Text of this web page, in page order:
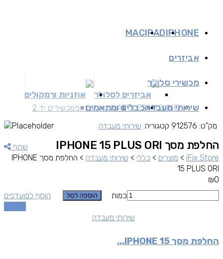
IPHONE
IPAD
MAC
אביזרים
אביזרים לסלולר אוזניות ורמקולים
מכשירי סלולר
SAMSUNG
APPLEמכשירים זאפמכשירים יד 2 שירותי מעבדהכבלים ומתאמים
שתף
iFix Store
> מוצרים > כללי > שירותי מעבדה >
החלפת מסך IPHONE
15 PLUS ORI
החלפת מסך IPHONE 15 PLUS ORI
₪0
כמות
הוספה לסל
הוסף למועדפים
מק"ט: 912576 קטגוריה: שירותי מעבדה
שירותי מעבדה
החלפת מסך IPHONE 15...